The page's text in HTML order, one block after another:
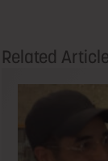
Related